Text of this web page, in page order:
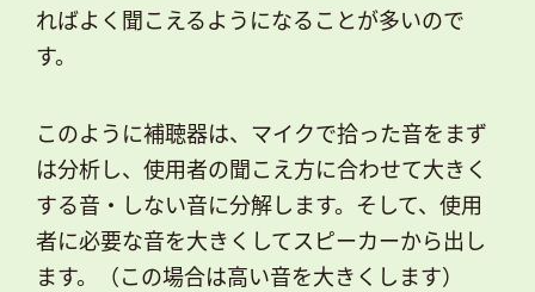
ればよく聞こえるようになることが多いので
す。
このように補聴器は、マイクで拾った音をまず
は分析し、使用者の聞こえ方に合わせて大きく
する音・しない音に分解します。そして、使用
者に必要な音を大きくしてスピーカーから出し
ます。（この場合は高い音を大きくします）